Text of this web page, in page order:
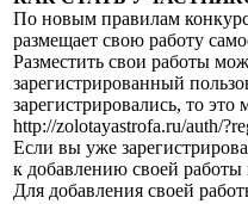
По новым правилам
размещает свою работу
Разместить свои работы
зарегистрированный
зарегистрировались, то это
http://zolotayastrofa.ru/auth/
Если вы уже
к добавлению своей работы
Для добавления своей